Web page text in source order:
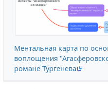
Ментальная карта по
воплощения
романе Тургенева